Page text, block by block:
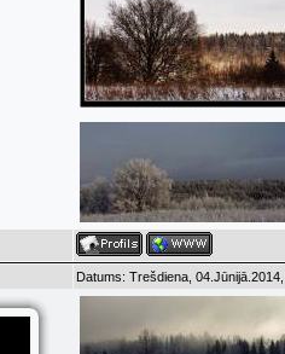
Datums: Trešdiena,